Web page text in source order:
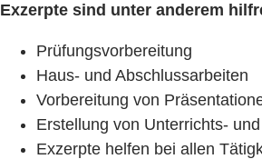
Exzerpte sind unter anderem
Prüfungsvorbereitung
Haus- und Abschlussarbeiten
Vorbereitung von
Erstellung von Unterrichts-
Exzerpte helfen bei allen